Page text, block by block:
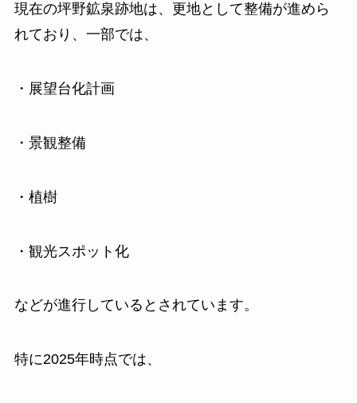
現在の坪野鉱泉跡地は、更地として整備が進めら
れており、一部では、
・展望台化計画
・景観整備
・植樹
・観光スポット化
などが進行しているとされています。
特に2025年時点では、